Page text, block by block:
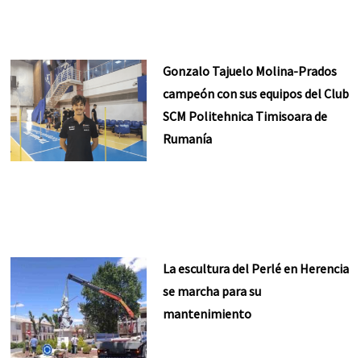
Gonzalo Tajuelo Molina-Prados
campeón con sus equipos del Club
SCM Politehnica Timisoara de
Rumanía
La escultura del Perlé en Herencia
se marcha para su
mantenimiento